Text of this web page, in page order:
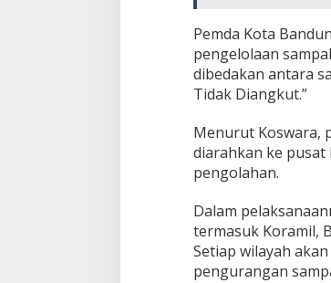
Pemda Kota
pengelolaan
dibedakan antara
Tidak Diangkut.”
Menurut Koswara,
diarahkan ke
pengolahan.
Dalam
termasuk Koramil,
Setiap wilayah
pengurangan